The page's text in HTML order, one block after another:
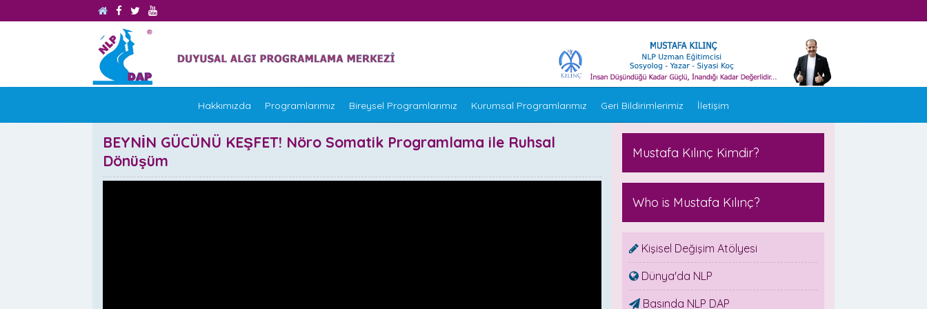
Hakkımızda Programlarımız Bireysel Programlarımız Kurumsal Programlarımız Geri Bildirimlerimiz İletişim
BEYNİN GÜCÜNÜ KEŞFET! Nöro Somatik Programlama ile Ruhsal
Dönüşüm
Mustafa Kılınç Kimdir?
Who is Mustafa Kılınç?
Kişisel Değişim Atölyesi
Dünya'da NLP
Basında NLP DAP